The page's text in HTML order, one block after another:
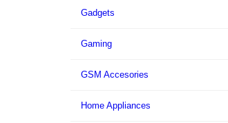
Gadgets
Gaming
GSM Accesories
Home Appliances